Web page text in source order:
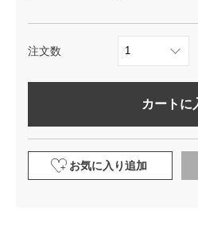
注文数
カートに
お気に入り追加